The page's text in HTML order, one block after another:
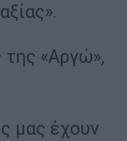
«Αργώ»,
μας έχουν